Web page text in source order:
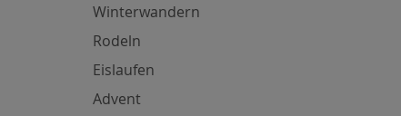
Winterwandern
Rodeln
Eislaufen
Advent